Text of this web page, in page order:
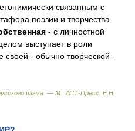
связанным с
поэзии и творчества
- с личностной
выступает в роли
своей - обычно творческой -
языка. — М.: АСТ-Пресс Е.Н.